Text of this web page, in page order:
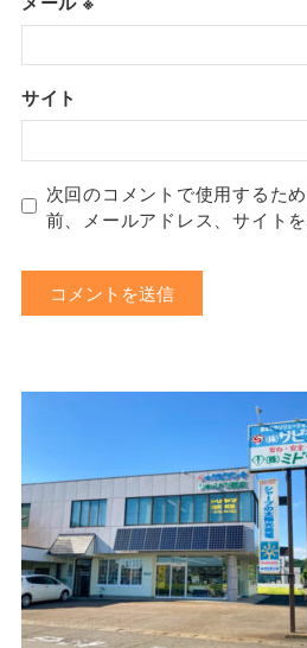
サイト
次回のコメントで使用するた
前、メールアドレス、サイトを